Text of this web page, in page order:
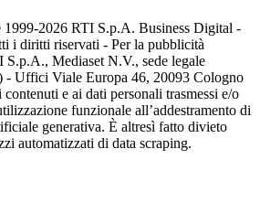
2026 RTI S.p.A. Business Digital -
i diritti riservati - Per la pubblicità
Mediaset N.V., sede legale
- Uffici Viale Europa 46, 20093 Cologno
contenuti e ai dati personali trasmessi e/o
funzionale all’addestramento di
generativa. È altresì fatto divieto
automatizzati di data scraping.